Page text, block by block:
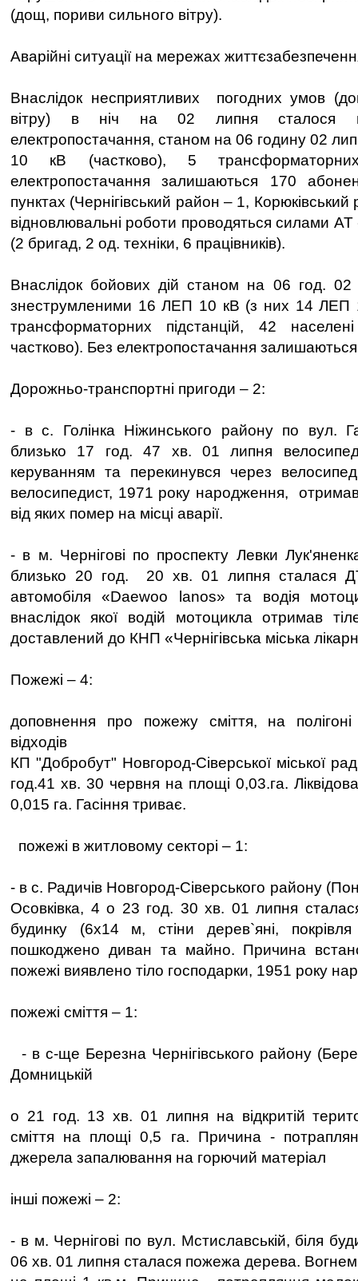
(дощ, пориви сильного вітру).
Аварійні ситуації на мережах
Внаслідок несприятливих погодних умов
вітру) в ніч на 02 липня сталося
електропостачання, станом на 06 годину 02
10 кВ (частково), 5
електропостачання залишаються 170
пунктах (Чернігівський район – 1,
відновлювальні роботи проводяться силами АТ
(2 бригад, 2 од. техніки, 6 працівників).
Внаслідок бойових дій станом на 06 год.
знеструмленими 16 ЛЕП 10 кВ (з них 14 ЛЕП
трансформаторних підстанцій, 42
частково). Без електропостачання
Дорожньо-транспортні пригоди – 2:
- в с. Голінка Ніжинського району по вул.
близько 17 год. 47 хв. 01 липня
керуванням та перекинувся через
велосипедист, 1971 року народження,
від яких помер на місці аварії.
- в м. Чернігові по проспекту Левки
близько 20 год. 20 хв. 01 липня сталася
автомобіля «Daewoо lanos» та водія
внаслідок якої водій мотоцикла отримав
доставлений до КНП «Чернігівська міська
Пожежі – 4:
доповнення про пожежу сміття, на
відходів
КП "Добробут" Новгород-Сіверської міської
год.41 хв. 30 червня на площі 0,03.га.
0,015 га. Гасіння триває.
пожежі в житловому секторі – 1:
- в с. Радичів Новгород-Сіверського району
Осовківка, 4 о 23 год. 30 хв. 01 липня
будинку (6х14 м, стіни дерев`яні,
пошкоджено диван та майно. Причина
пожежі виявлено тіло господарки, 1951 року
пожежі сміття – 1:
- в с-ще Березна Чернігівського району
Домницькій
о 21 год. 13 хв. 01 липня на відкритій
сміття на площі 0,5 га. Причина -
джерела запалювання на горючий матеріал
інші пожежі – 2:
- в м. Чернігові по вул. Мстиславській, біля
06 хв. 01 липня сталася пожежа дерева.